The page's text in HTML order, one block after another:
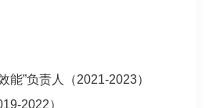
”负责人（2021-2023）
2022）